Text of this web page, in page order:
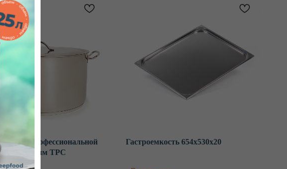
«Для профессиональной
25 л, Ø396 мм ТРС
л
Гастроемкость 654х530х20